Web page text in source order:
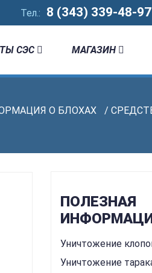
Тел.: 8 (343) 339-48-97
СЭС МАГАЗИН
О БЛОХАХ /
ПОЛЕЗНАЯ
Уничтожение
Уничтожение